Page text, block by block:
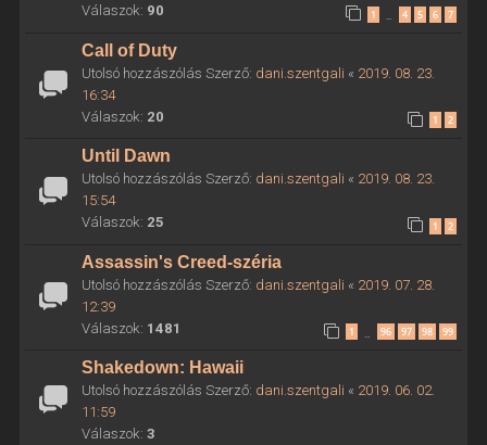
Válaszok: 90 1 … 4 5 6 7
Call of Duty
Utolsó hozzászólás Szerző: dani.szentgali « 2019. 08. 23.
16:34
Válaszok: 20 1 2
Until Dawn
Utolsó hozzászólás Szerző: dani.szentgali « 2019. 08. 23.
15:54
Válaszok: 25 1 2
Assassin's Creed-széria
Utolsó hozzászólás Szerző: dani.szentgali « 2019. 07. 28.
12:39
Válaszok: 1481 1 96 97 98 99
Shakedown: Hawaii
Utolsó hozzászólás Szerző: dani.szentgali « 2019. 06. 02.
11:59
Válaszok: 3